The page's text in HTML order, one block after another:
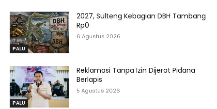
PALU
2027, Sulteng Kebagian DBH Tambang
Rp0
6 Agustus 2026
PALU
Reklamasi Tanpa Izin Dijerat Pidana
Berlapis
5 Agustus 2026